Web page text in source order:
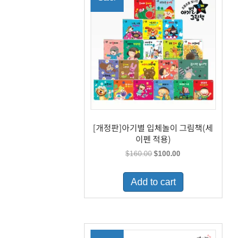
[개정판]아기별 입체놀이 그림책(세
이펜 적용)
$160.00Original
was:
$160.00.
$100.00Current
is:
Add to cart